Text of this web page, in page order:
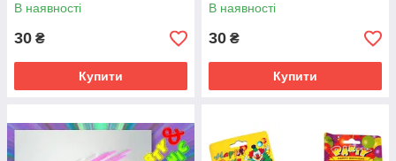
В наявності
30 ₴
Купити
В наявності
30 ₴
Купити